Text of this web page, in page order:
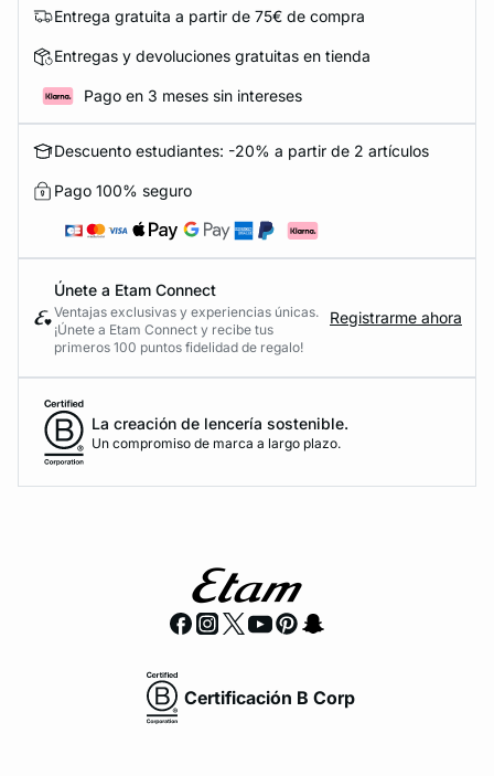
Entrega gratuita a partir de 75€ de compra
Entregas y devoluciones gratuitas en tienda
Pago en 3 meses sin intereses
Descuento estudiantes: -20% a partir de 2 artículos
Pago 100% seguro
Únete a Etam Connect
Ventajas exclusivas y experiencias únicas.
¡Únete a Etam Connect y recibe tus
primeros 100 puntos fidelidad de regalo!
Registrarme ahora
La creación de lencería sostenible.
Un compromiso de marca a largo plazo.
Certificación B Corp